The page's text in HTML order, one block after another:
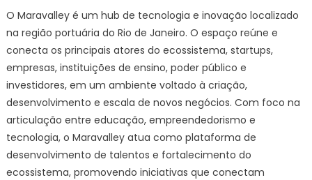
O Maravalley é um hub de tecnologia e inovação localizado
na região portuária do Rio de Janeiro. O espaço reúne e
conecta os principais atores do ecossistema, startups,
empresas, instituições de ensino, poder público e
investidores, em um ambiente voltado à criação,
desenvolvimento e escala de novos negócios. Com foco na
articulação entre educação, empreendedorismo e
tecnologia, o Maravalley atua como plataforma de
desenvolvimento de talentos e fortalecimento do
ecossistema, promovendo iniciativas que conectam